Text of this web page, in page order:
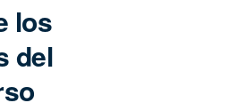
los
del